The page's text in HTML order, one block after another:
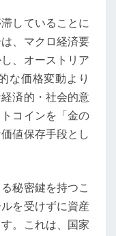
していることに
、マクロ経済要
、オーストリア
な価格変動より
済的・社会的意
コインを「金の
値保存手段とし
秘密鍵を持つこ
を受けずに資産
。これは、国家